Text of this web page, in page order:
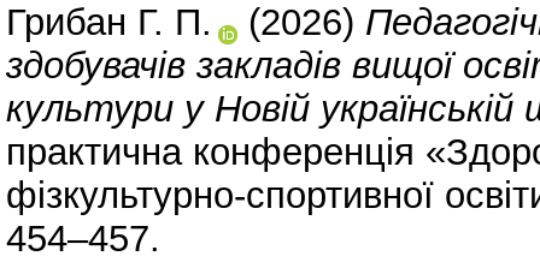
Грибан Г. П. (2026)
здобувачів закладів вищої
культури у Новій українській
практична конференція
фізкультурно-спортивної
454–457.